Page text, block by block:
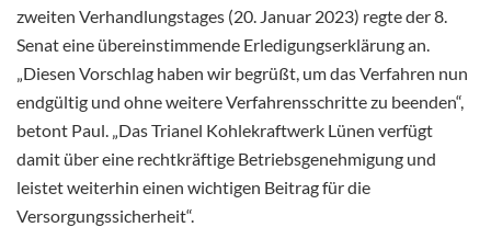
zweiten Verhandlungstages (20. Januar 2023) regte der 8.
Senat eine übereinstimmende Erledigungserklärung an.
„Diesen Vorschlag haben wir begrüßt, um das Verfahren nun
endgültig und ohne weitere Verfahrensschritte zu beenden“,
betont Paul. „Das Trianel Kohlekraftwerk Lünen verfügt
damit über eine rechtkräftige Betriebsgenehmigung und
leistet weiterhin einen wichtigen Beitrag für die
Versorgungssicherheit“.